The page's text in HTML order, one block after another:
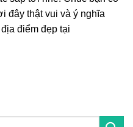
đây thật vui và ý nghĩa
điểm đẹp tại